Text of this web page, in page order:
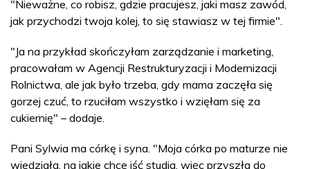
"Nieważne, co robisz, gdzie pracujesz, jaki masz zawód,
jak przychodzi twoja kolej, to się stawiasz w tej firmie".
"Ja na przykład skończyłam zarządzanie i marketing,
pracowałam w Agencji Restrukturyzacji i Modernizacji
Rolnictwa, ale jak było trzeba, gdy mama zaczęła się
gorzej czuć, to rzuciłam wszystko i wzięłam się za
cukiernię" – dodaje.
Pani Sylwia ma córkę i syna. "Moja córka po maturze nie
wiedziała, na jakie chce iść studia, więc przyszła do